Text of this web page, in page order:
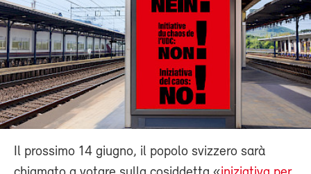
Il prossimo 14 giugno, il popolo svizzero sarà